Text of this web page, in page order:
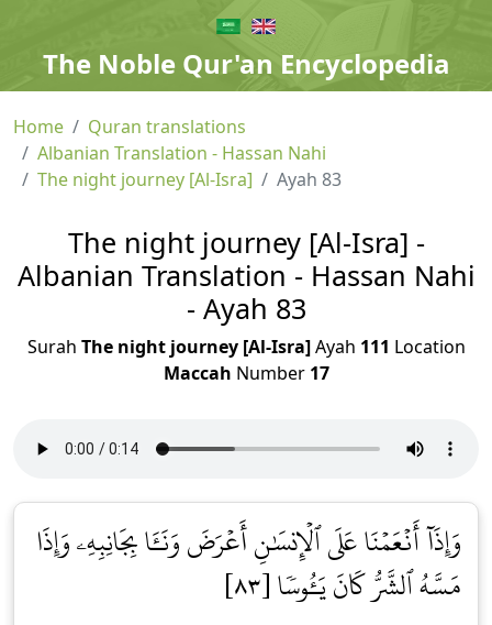
The Noble Qur'an Encyclopedia
Home
Quran translations
Albanian Translation - Hassan Nahi
The night journey [Al-Isra]
Ayah 83
The night journey [Al-Isra] -
Albanian Translation - Hassan Nahi
- Ayah 83
Surah The night journey [Al-Isra]Ayah 111 Location
Maccah Number 17
وَإِذَآ أَنۡعَمۡنَا عَلَى ٱلۡإِنسَٰنِ أَعۡرَضَ وَنَـَٔا بِجَانِبِهِۦ وَإِذَا
مَسَّهُ ٱلشَّرُّ كَانَ يَـُٔوسٗا [٨٣]